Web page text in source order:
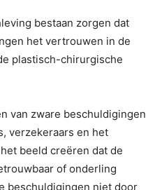
bestaan zorgen dat
het vertrouwen in de
plastisch-chirurgische
van zware beschuldigingen
verzekeraars en het
beeld creëren dat de
of onderling
beschuldigingen niet door